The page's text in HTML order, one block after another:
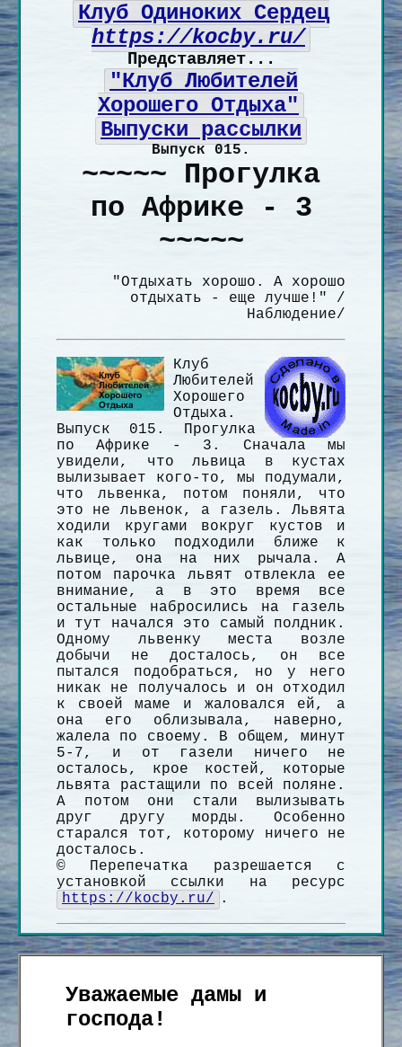
Клуб Одиноких Сердец
https://kocby.ru/
Представляет...
"Клуб Любителей
Хорошего Отдыха"
Выпуски рассылки
Выпуск 015.
~~~~~ Прогулка
по Африке - 3
~~~~~
"Отдыхать хорошо. А хорошо
отдыхать - еще лучше!" /
Наблюдение/
Клуб
Любителей
Хорошего
Отдыха.
Выпуск 015. Прогулка
по Африке - 3. Сначала мы
увидели, что львица в кустах
вылизывает кого-то, мы подумали,
что львенка, потом поняли, что
это не львенок, а газель. Львята
ходили кругами вокруг кустов и
как только подходили ближе к
львице, она на них рычала. А
потом парочка львят отвлекла ее
внимание, а в это время все
остальные набросились на газель
и тут начался это самый полдник.
Одному львенку места возле
добычи не досталось, он все
пытался подобраться, но у него
никак не получалось и он отходил
к своей маме и жаловался ей, а
она его облизывала, наверно,
жалела по своему. В общем, минут
5-7, и от газели ничего не
осталось, крое костей, которые
львята растащили по всей поляне.
А потом они стали вылизывать
друг другу морды. Особенно
старался тот, которому ничего не
досталось.
© Перепечатка разрешается с
установкой ссылки на ресурс
https://kocby.ru/
.
Уважаемые дамы и
господа!